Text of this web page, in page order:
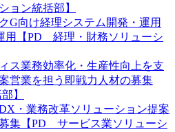
ョン統括部】
G向け経理システム開発・運用
用【PD 経理・財務ソリューシ
ス業務効率化・生産性向上を支
営業を担う即戦力人材の募集
】
・業務改革ソリューション提案
集【PD サービス業ソリューシ